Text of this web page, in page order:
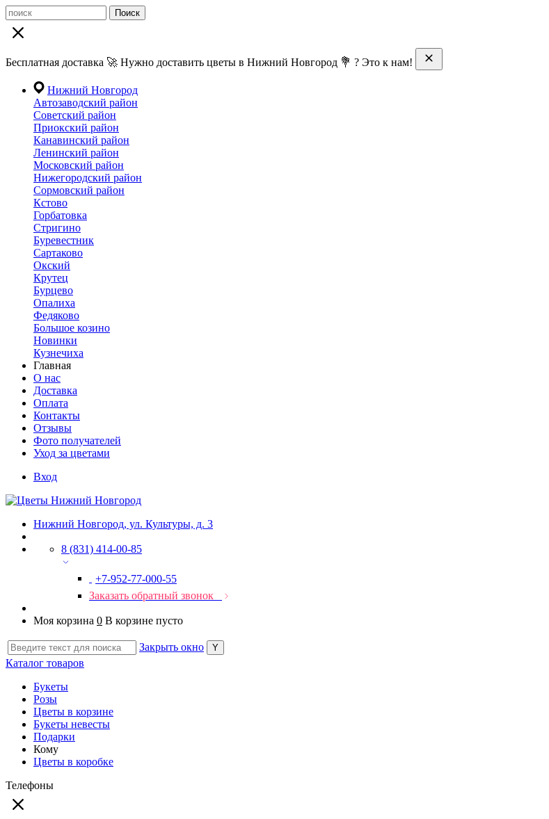
Поиск
Бесплатная доставка 🚀 Нужно доставить цветы в Нижний Новгород 💐 ? Это к нам!
Нижний Новгород
Автозаводский район
Советский район
Приокский район
Канавинский район
Ленинский район
Московский район
Нижегородский район
Сормовский район
Кстово
Горбатовка
Стригино
Буревестник
Сартаково
Окский
Крутец
Бурцево
Опалиха
Федяково
Большое козино
Новинки
Кузнечиха
Главная
О нас
Доставка
Оплата
Контакты
Отзывы
Фото получателей
Уход за цветами
Вход
Нижний Новгород, ул. Культуры, д. 3
8 (831) 414-00-85
+7-952-77-000-55
Заказать обратный звонок
Моя корзина 0 В корзине пусто
Закрыть окно
Каталог товаров
Букеты
Розы
Цветы в корзине
Букеты невесты
Подарки
Кому
Цветы в коробке
Телефоны